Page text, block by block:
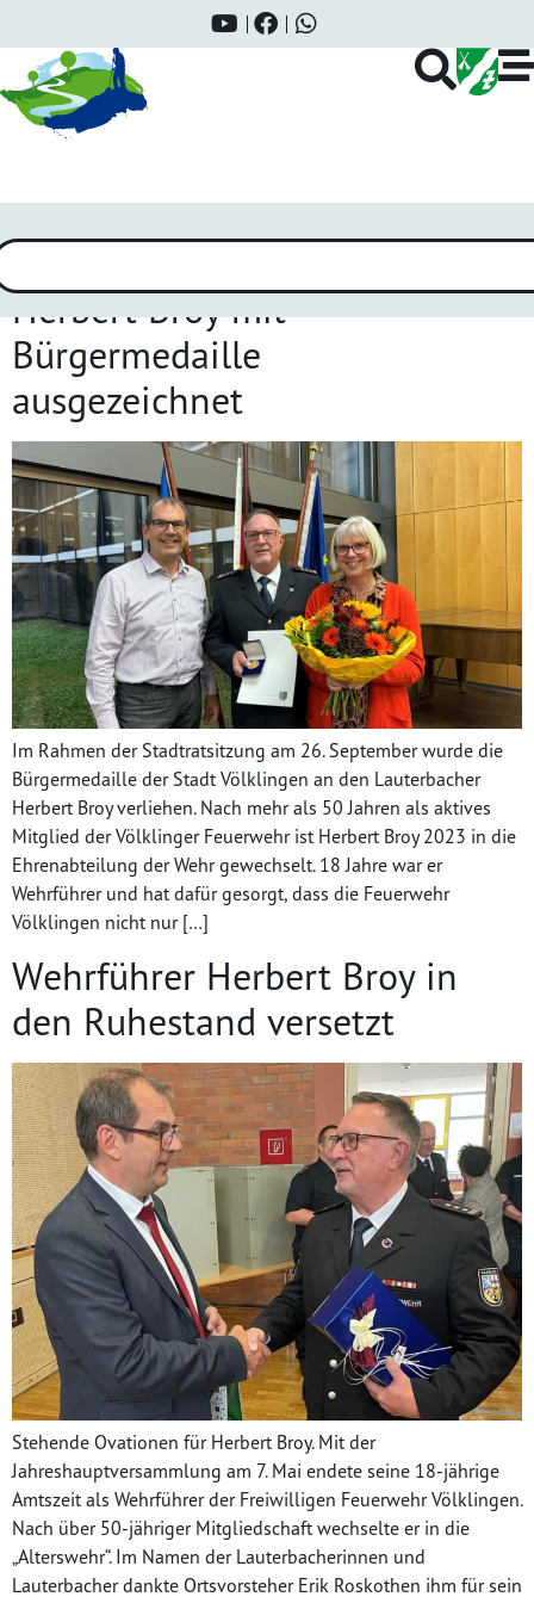
Schlagwort:Herbert Broy
Herbert Broy mit
Bürgermedaille
ausgezeichnet
Im Rahmen der Stadtratsitzung am 26. September wurde die
Bürgermedaille der Stadt Völklingen an den Lauterbacher
Herbert Broy verliehen. Nach mehr als 50 Jahren als aktives
Mitglied der Völklinger Feuerwehr ist Herbert Broy 2023 in die
Ehrenabteilung der Wehr gewechselt. 18 Jahre war er
Wehrführer und hat dafür gesorgt, dass die Feuerwehr
Völklingen nicht nur […]
Wehrführer Herbert Broy in
den Ruhestand versetzt
Stehende Ovationen für Herbert Broy. Mit der
Jahreshauptversammlung am 7. Mai endete seine 18-jährige
Amtszeit als Wehrführer der Freiwilligen Feuerwehr Völklingen.
Nach über 50-jähriger Mitgliedschaft wechselte er in die
„Alterswehr“. Im Namen der Lauterbacherinnen und
Lauterbacher dankte Ortsvorsteher Erik Roskothen ihm für sein